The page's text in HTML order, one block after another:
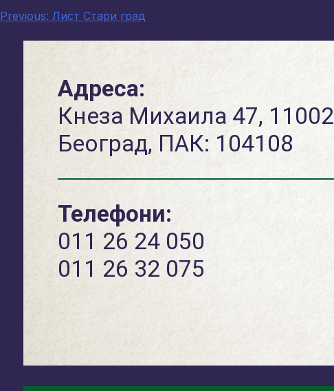
Кретање
чланка
Previous: Лист Стари град
Адреса:
Кнеза Михаила 47, 11002
Београд, ПАК: 104108
Телефони:
011 26 24 050
011 26 32 075